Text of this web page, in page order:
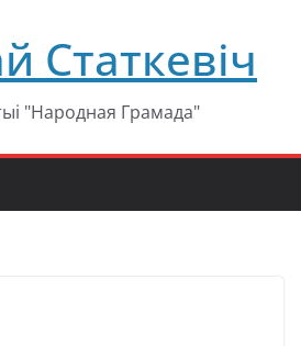
Статкевіч
"Народная Грамада"